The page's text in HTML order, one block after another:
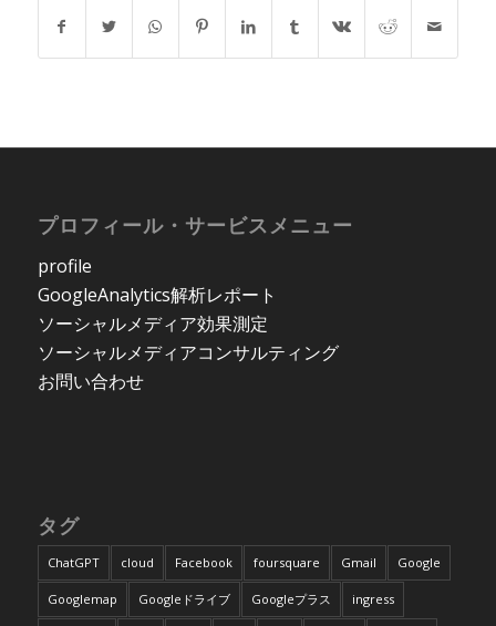
プロフィール・サービスメニュー
profile
GoogleAnalytics解析レポート
ソーシャルメディア効果測定
ソーシャルメディアコンサルティング
お問い合わせ
タグ
ChatGPT cloud Facebook foursquare Gmail Google
Googlemap Googleドライブ Googleプラス ingress